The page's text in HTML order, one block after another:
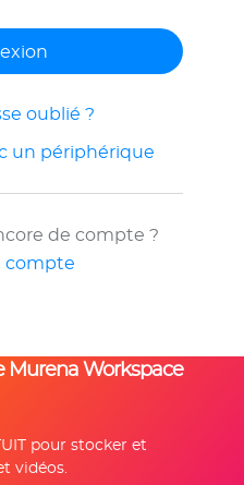
Murena Workspace
pour stocker et
vidéos.
oublié ?
un périphérique
de compte ?
compte